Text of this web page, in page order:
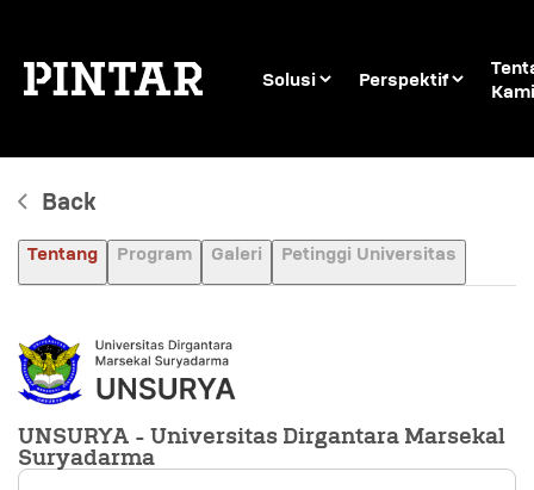
Solusi Perspektif
Kami
Back
Tentang Program Galeri Petinggi Universitas
UNSURYA - Universitas Dirgantara Marsekal
Suryadarma